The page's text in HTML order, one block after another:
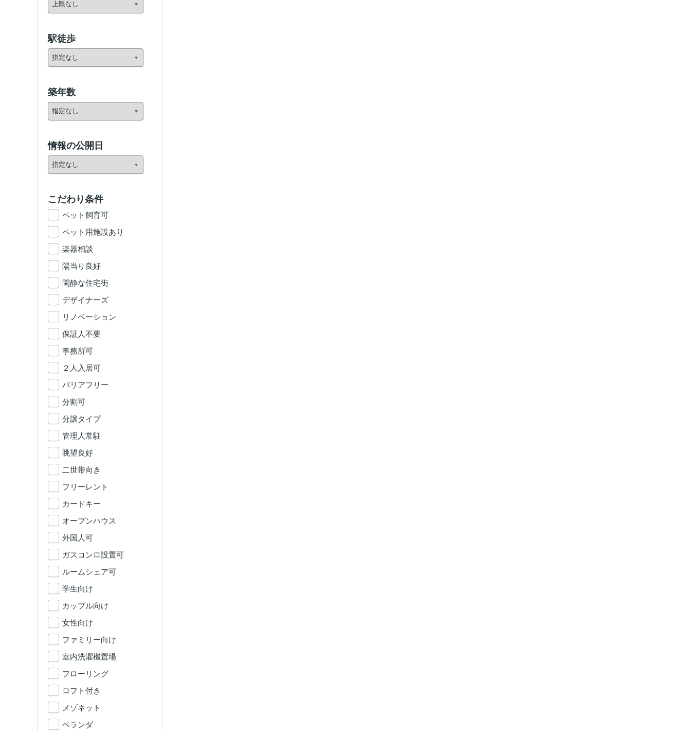
駅徒歩
築年数
情報の公開日
こだわり条件
ペット飼育可
ペット用施設あり
楽器相談
陽当り良好
閑静な住宅街
デザイナーズ
リノベーション
保証人不要
事務所可
２人入居可
バリアフリー
分割可
分譲タイプ
管理人常駐
眺望良好
二世帯向き
フリーレント
カードキー
オープンハウス
外国人可
ガスコンロ設置可
ルームシェア可
学生向け
カップル向け
女性向け
ファミリー向け
室内洗濯機置場
フローリング
ロフト付き
メゾネット
ベランダ